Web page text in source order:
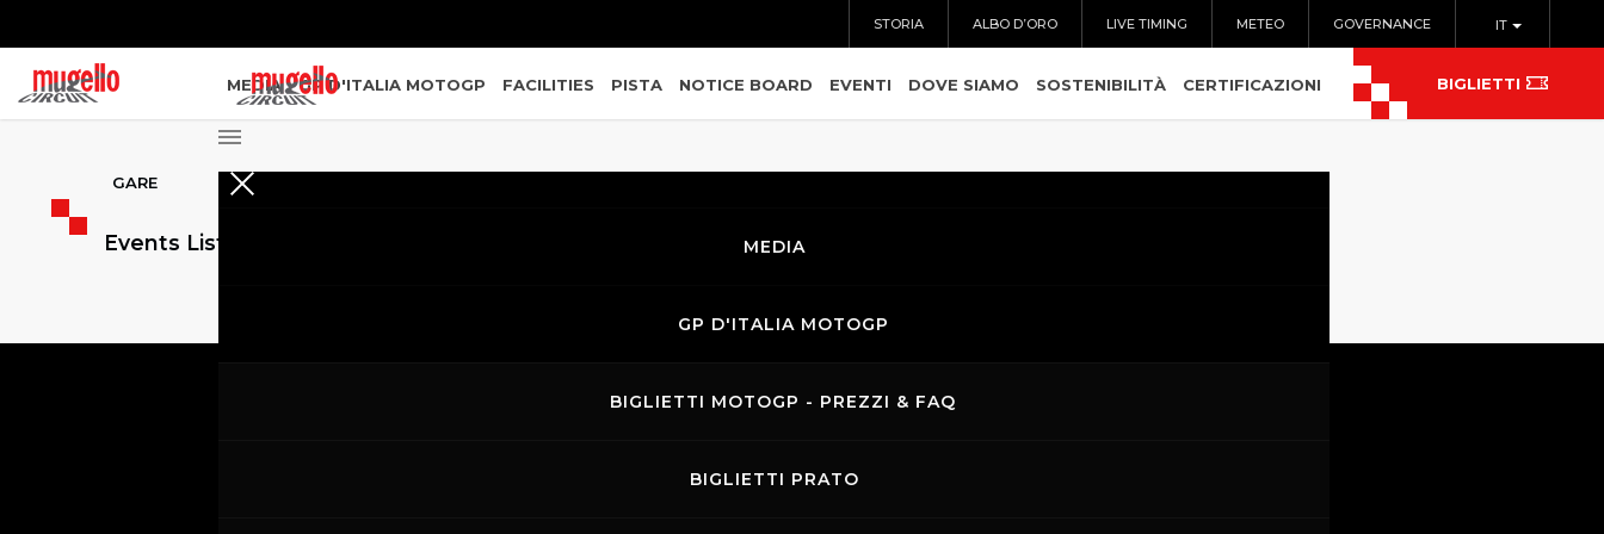
IT
STORIA ALBO D’ORO LIVE TIMING METEO GOVERNANCE
MEDIA GP D'ITALIA MOTOGP FACILITIES PISTA NOTICE BOARD EVENTI DOVE SIAMO SOSTENIBILITÀ CERTIFICAZIONI
MEDIA
GP D'ITALIA MOTOGP
BIGLIETTI MOTOGP - PREZZI & FAQ
BIGLIETTI PRATO
BIGLIETTI
GARE
Events List